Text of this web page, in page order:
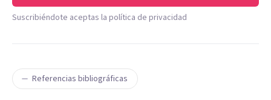
Suscribiéndote aceptas la política de privacidad
Referencias bibliográficas